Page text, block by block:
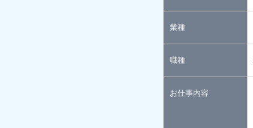
業種
職種
お仕事内容